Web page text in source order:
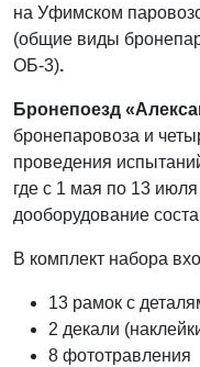
на Уфимском
(общие виды
ОБ-3).
Бронепоезд
бронепаровоза и
проведения
где с 1 мая по 13
дооборудование
В комплект набора
13 рамок с
2 декали
8 фототравления